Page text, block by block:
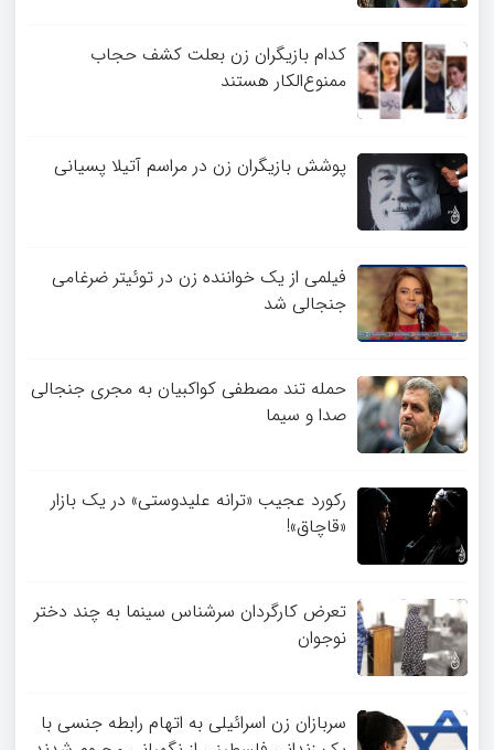
کدام بازیگران زن بعلت کشف حجاب
ممنوع‌الکار هستند
پوشش بازیگران زن در مراسم آتیلا پسیانی
فیلمی از یک خواننده زن در توئیتر ضرغامی
جنجالی شد
حمله تند مصطفی کواکبیان به مجری جنجالی
صدا و سیما
رکورد عجیب «ترانه علیدوستی» در یک بازار
«قاچاق»!
تعرض کارگردان سرشناس سینما به چند دختر
نوجوان
سربازان زن اسرائیلی به اتهام رابطه جنسی با